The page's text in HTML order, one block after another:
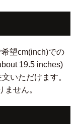
望cm(inch)での
19.5 inches)
いただけます。
せん。